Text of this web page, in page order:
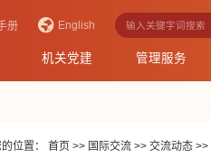
册 English
机关党建 管理服务
位置： 首页 >> 国际交流 >> 交流动态 >>